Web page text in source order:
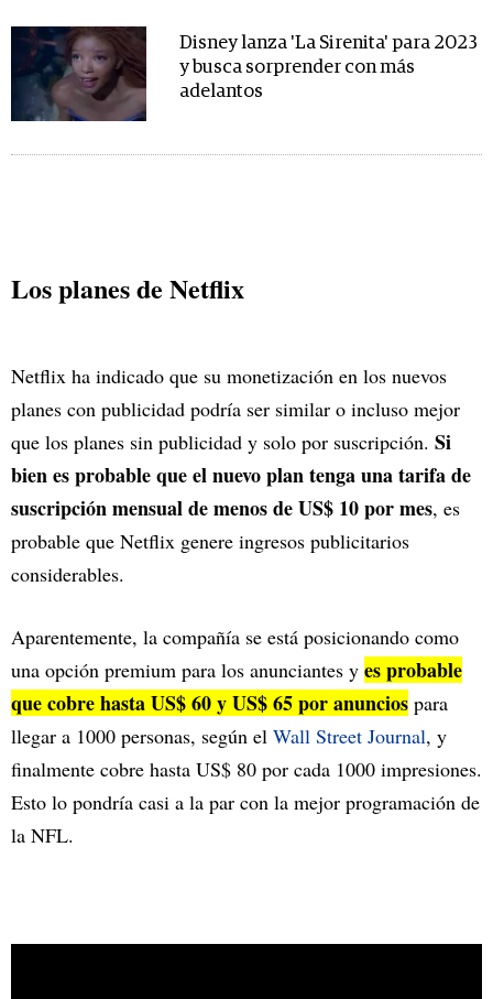
Disney lanza 'La Sirenita' para 2023
y busca sorprender con más
adelantos
Los planes de Netflix
Netflix ha indicado que su monetización en los nuevos
planes con publicidad podría ser similar o incluso mejor
que los planes sin publicidad y solo por suscripción. Si
bien es probable que el nuevo plan tenga una tarifa de
suscripción mensual de menos de US$ 10 por mes, es
probable que Netflix genere ingresos publicitarios
considerables.
Aparentemente, la compañía se está posicionando como
una opción premium para los anunciantes y es probable
que cobre hasta US$ 60 y US$ 65 por anuncios para
llegar a 1000 personas, según el Wall Street Journal, y
finalmente cobre hasta US$ 80 por cada 1000 impresiones.
Esto lo pondría casi a la par con la mejor programación de
la NFL.